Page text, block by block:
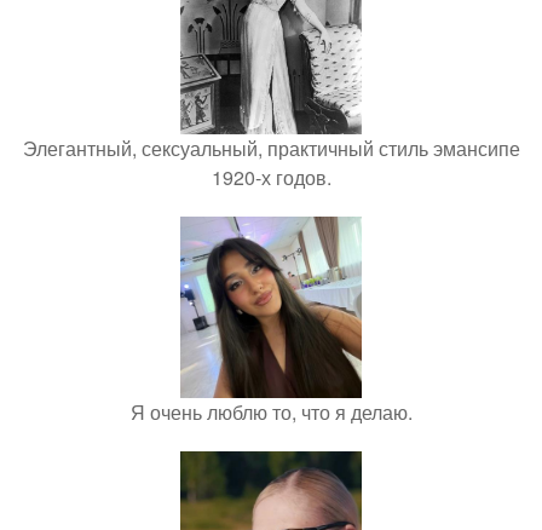
Элегантный, сексуальный, практичный стиль эмансипе
1920-х годов.
Я очень люблю то, что я делаю.